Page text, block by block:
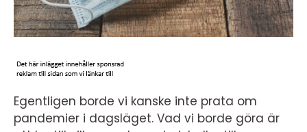
Egentligen borde vi kanske inte prata om
pandemier i dagsläget. Vad vi borde göra är